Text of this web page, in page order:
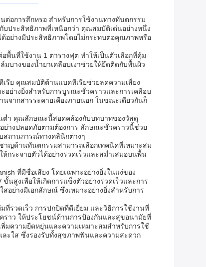
อการสึกหรอ สำหรับการใช้งานทางทันตกรรม
ประสิทธิภาพที่เหนือกว่า คุณสมบัติเด่นอย่างหนึ่ง
ด้อย่างมีประสิทธิภาพโดยไม่กระทบต่อคุณภาพหรือ
พื้นที่ใช้งาน 1 ตารางฟุต ทำให้เป็นตัวเลือกที่คุ้ม
บางของน้ำยาเคลือบเงาช่วยให้ยึดติดกับพื้นผิว
รีย คุณสมบัติต้านแบคทีเรียช่วยลดความเสี่ยง
ย่างยิ่งสำหรับการบูรณะชั่วคราวและการเคลือบ
จากสารระคายเคืองภายนอก ในขณะเดียวกันก็
ต่ำ คุณลักษณะนี้สอดคล้องกับบทบาทของวัสดุ
ย่างปลอดภัยตามต้องการ ลักษณะชั่วคราวนี้ช่วย
สถานการณ์ทางคลินิกต่างๆ
าญด้านทันตกรรมสามารถเลือกเทคนิคที่เหมาะสม
ระจายตัวได้อย่างรวดเร็วและสม่ำเสมอบนพื้น
ที่มีชื่อเสียง โดยเฉพาะอย่างยิ่งในแง่ของ
สูงเพื่อให้เกิดการแข็งตัวอย่างรวดเร็วและการ
อย่างมีเอกลักษณ์ ซึ่งเหมาะอย่างยิ่งสำหรับการ
รวดเร็ว การปกปิดที่ดีเยี่ยม และวิธีการใช้งานที่
าว ให้ประโยชน์ด้านการป้องกันและสุขอนามัยที่
มความยืดหยุ่นและความเหมาะสมสำหรับการใช้
ละใส ซึ่งรองรับทั้งสุขภาพฟันและความสะดวก